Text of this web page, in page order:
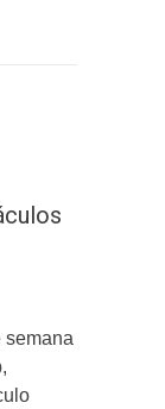
semana